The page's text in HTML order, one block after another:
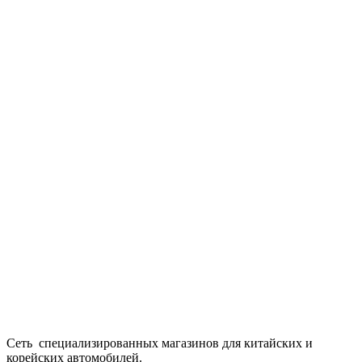
Сеть специализированных магазинов для китайских и
корейских автомобилей.